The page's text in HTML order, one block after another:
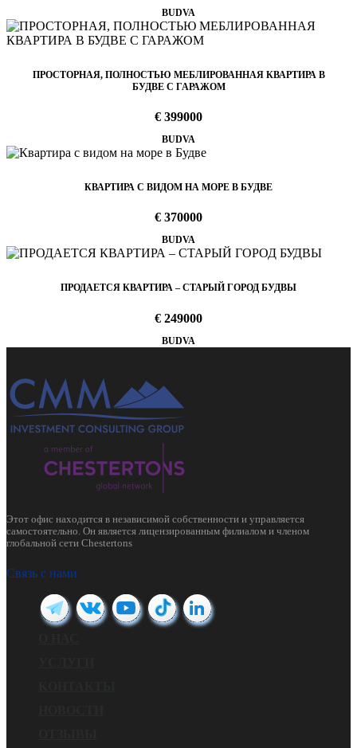
BUDVA
ПРОСТОРНАЯ, ПОЛНОСТЬЮ МЕБЛИРОВАННАЯ КВАРТИРА В
БУДВЕ С ГАРАЖОМ
€ 399000
BUDVA
КВАРТИРА С ВИДОМ НА МОРЕ В БУДВЕ
€ 370000
BUDVA
ПРОДАЕТСЯ КВАРТИРА – СТАРЫЙ ГОРОД БУДВЫ
€ 249000
BUDVA
Этот офис находится в независимой собственности и управляется
самостоятельно. Он является лицензированным филиалом и членом
глобальной сети Chestertons
Связь с нами